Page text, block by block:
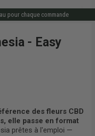
pour chaque commande
- Easy
des fleurs CBD
elle passe en format
prêtes à l'emploi —